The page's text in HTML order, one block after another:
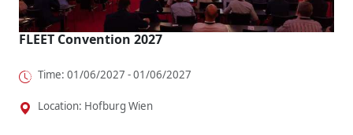
FLEET Convention 2027
Time: 01/06/2027 - 01/06/2027
Location: Hofburg Wien